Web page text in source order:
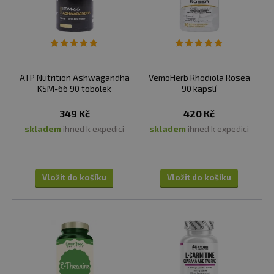
Lidé co potřebují potlačit únavu:Nootropika
mohou pomoci zvládnout únavu a zlepšit duševní
výkonnost u lidí, kteří se cítí vyčerpaní.
JAKÉ JSOU NEJLEPŠÍ DOPLŇKY PRO LEPŠÍ
KONCENTRACI?
Zde je pár příkladů doplňků stravy, které mají schopnost
Ashwagandha:Tradiční ajurvédská bylina známá
svými adaptogenními vlastnostmi. Napomáhá zvládat
koncentraci. Ashwagandha také podporuje celkovou
vitalitu a odolnost organismu.
DMAE (dimethylaminoethanol):
Může pomoci
ATP Nutrition Ashwagandha
KSM-66 90 tobolek
349 Kč
skladem ihned k expedici
Vložit do košíku
VemoHerb Rhodiola Rosea
90 kapslí
420 Kč
skladem ihned k expedici
Vložit do košíku